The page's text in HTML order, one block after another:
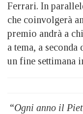
Ferrari. In
che coinvolgerà
premio andrà a
a tema, a
un fine settimana
“Ogni anno il